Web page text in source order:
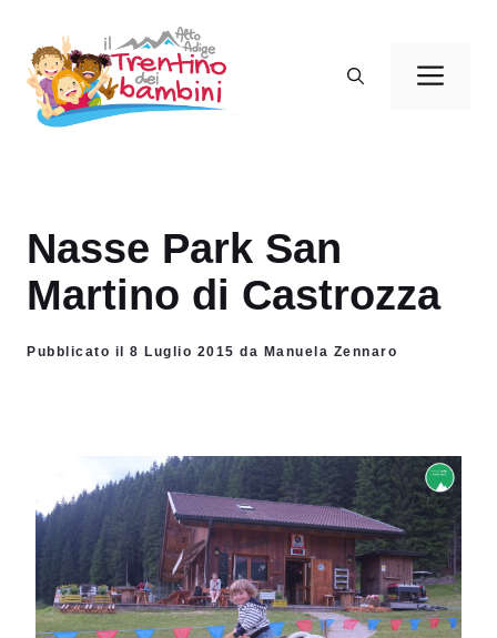
contenuto
Nasse Park San
Martino di Castrozza
Pubblicato il 8 Luglio 2015 da Manuela Zennaro